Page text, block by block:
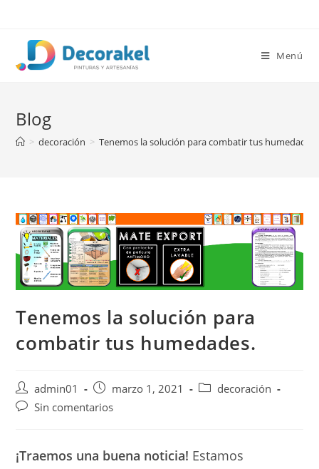
contenido
Menú
Blog
> decoración > Tenemos la solución para combatir tus humedades.
Tenemos la solución para
combatir tus humedades.
Autor
de
admin01
Publicación
de
marzo 1, 2021
Categoría
decoración
Comentarios
entrada:
Sin comentarios
¡Traemos una buena noticia! Estamos